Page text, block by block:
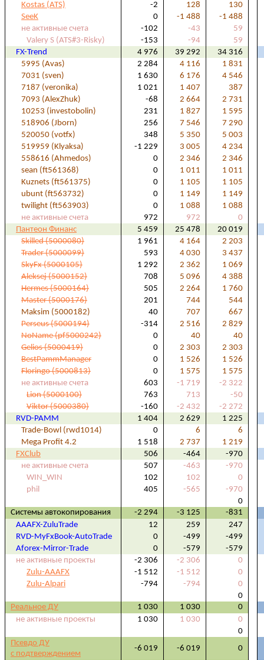
Kostas (ATS)
-2 128
130
SeeK
0 -1 488
-1 488
не активные счета
-102 -43
59
Valery S (ATS#3-Risky)
-153 -94
59
FX-Trend
4 976 39 292
34 316
5995 (Avas)
2 284 4 116
1 831
7031 (sven)
1 630 6 176
4 546
7187 (veronika)
1 021 1 407
387
7093 (AlexZhuk)
-68 2 664
2 731
10253 (investobolin)
231 1 827
1 595
518906 (Jborn)
256 7 546
7 290
520050 (votfx)
348 5 350
5 003
519959 (Klyaksa)
-1 229 3 005
4 234
558616 (Ahmedos)
0 2 346
2 346
sean (ft561368)
0 1 011
1 011
Kuznets (ft561375)
0 1 105
1 105
ubunt (ft563732)
0 1 149
1 149
twilight (ft563903)
0 1 088
1 088
не активные счета
972 972
0
Пантеон Финанс
5 459 25 478
20 019
Skilled (5000080)
1 961 4 164
2 203
Trader (5000099)
593 4 030
3 437
SkyFx (5000105)
1 292 2 362
1 069
Aleksej (5000152)
708 5 096
4 388
Hermes (5000164)
505 2 264
1 760
Master (5000176)
201 744
544
Maksim (5000182)
40 707
667
Perseus (5000194)
-314 2 516
2 829
NoName (pf5000242)
0 40
40
Gelios (5000419)
0 2 303
2 303
BestPammManager
0 1 526
1 526
Floringo (5000813)
0 1 575
1 575
не активные счета
603 -1 719
-2 322
Lion (5000100)
763 713
-50
Viktor (5000380)
-160 -2 432
-2 272
RVD-PAMM
1 404 2 629
1 225
Trade-Bowl (rwd1014)
0 6
6
Mega Profit 4.2
1 518 2 737
1 219
FXClub
506 -464
-970
не активные счета
507 -463
-970
WIN_WIN
102 102
0
phil
405 -565
-970
0
Системы автокопирования
-2 294 -3 125
-831
AAAFX-ZuluTrade
12 259
247
RVD-MyFxBook-AutoTrade
0 -499
-499
Aforex-Mirror-Trade
0 -579
-579
не активные проекты
-2 306 -2 306
0
Zulu-AAAFX
-1 512 -1 512
0
Zulu-Alpari
-794 -794
0
0
Реальное ДУ
1 030 1 030
0
не активные проекты
1 030 1 030
0
0
Псевдо ДУ
с подтверждением
-6 019 -6 019 0